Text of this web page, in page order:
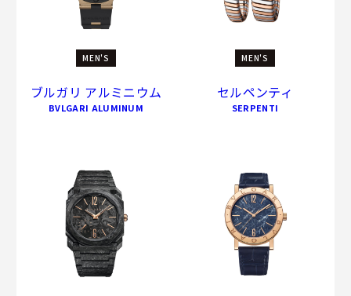
MEN'S
ブルガリ アルミニウム
BVLGARI ALUMINUM
MEN'S
セルペンティ
SERPENTI